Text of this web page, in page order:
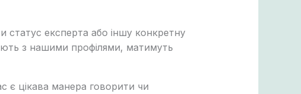
статус експерта або іншу конкретну
з нашими профілями, матимуть
є цікава манера говорити чи